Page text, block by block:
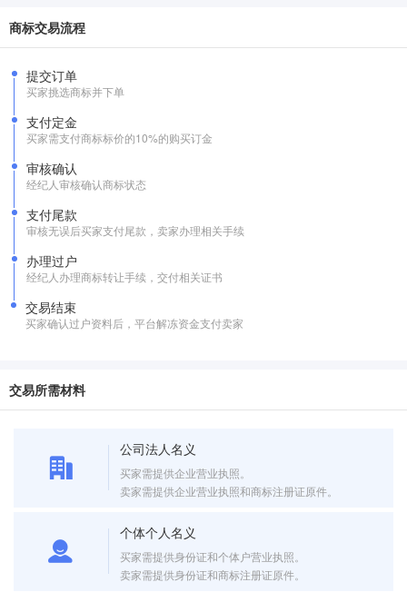
商标交易流程
提交订单
买家挑选商标并下单
支付定金
买家需支付商标标价的10%的购买订金
审核确认
经纪人审核确认商标状态
支付尾款
审核无误后买家支付尾款，卖家办理相关手续
办理过户
经纪人办理商标转让手续，交付相关证书
交易结束
买家确认过户资料后，平台解冻资金支付卖家
交易所需材料
公司法人名义
买家需提供企业营业执照。
卖家需提供企业营业执照和商标注册证原件。
个体个人名义
买家需提供身份证和个体户营业执照。
卖家需提供身份证和商标注册证原件。